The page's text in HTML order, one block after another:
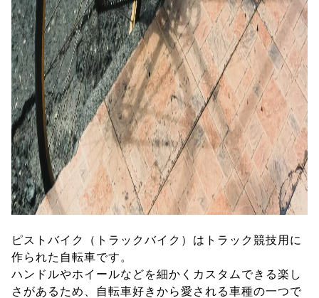
ピストバイク（トラックバイク）はトラック競技用に
作られた自転車です。
ハンドルやホイールなどを細かくカスタムできる楽し
さがあるため、自転車好きから愛される車種の一つで